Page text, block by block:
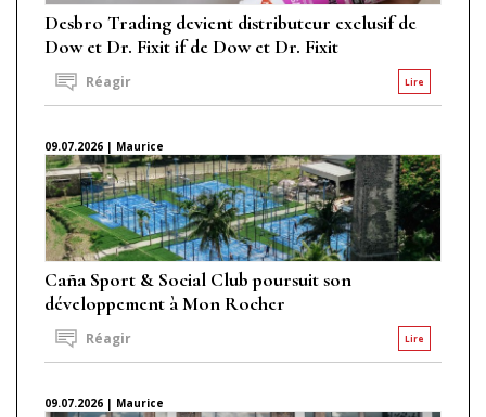
Desbro Trading devient distributeur exclusif de
Dow et Dr. Fixit if de Dow et Dr. Fixit
Lire
Réagir
09.07.2026 | Maurice
Caña Sport & Social Club poursuit son
développement à Mon Rocher
Lire
Réagir
09.07.2026 | Maurice